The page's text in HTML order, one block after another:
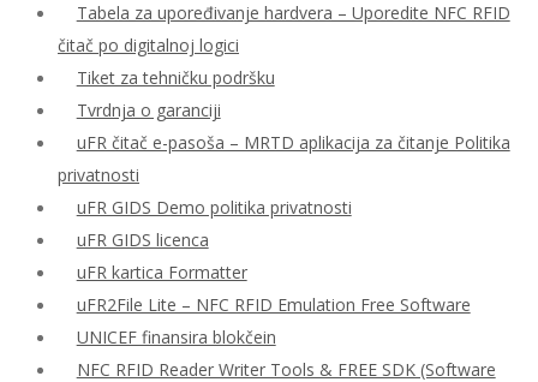
Tabela za upoređivanje hardvera – Uporedite NFC RFID
čitač po digitalnoj logici
Tiket za tehničku podršku
Tvrdnja o garanciji
uFR čitač e-pasoša – MRTD aplikacija za čitanje Politika
privatnosti
uFR GIDS Demo politika privatnosti
uFR GIDS licenca
uFR kartica Formatter
uFR2File Lite – NFC RFID Emulation Free Software
UNICEF finansira blokčein
NFC RFID Reader Writer Tools & FREE SDK (Software